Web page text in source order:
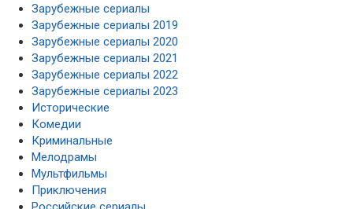
Зарубежные сериалы
Зарубежные сериалы 2019
Зарубежные сериалы 2020
Зарубежные сериалы 2021
Зарубежные сериалы 2022
Зарубежные сериалы 2023
Исторические
Комедии
Криминальные
Мелодрамы
Мультфильмы
Приключения